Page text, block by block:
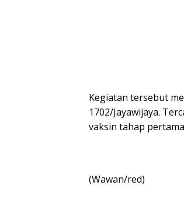
Kegiatan tersebut
1702/Jayawijaya.
vaksin tahap
(Wawan/red)